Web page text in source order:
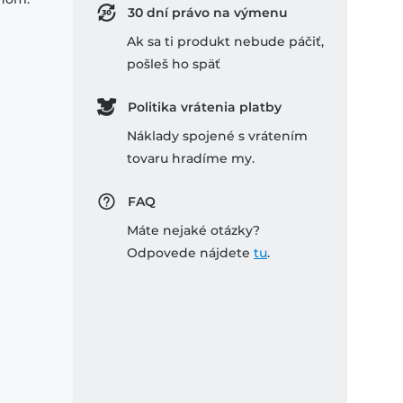
30 dní právo na výmenu
Ak sa ti produkt nebude páčiť,
pošleš ho späť
Politika vrátenia platby
Náklady spojené s vrátením
tovaru hradíme my.
FAQ
Máte nejaké otázky?
Odpovede nájdete tu.